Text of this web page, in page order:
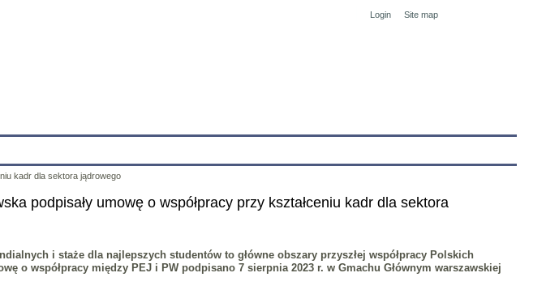
Site map
Login
kadr dla sektora jądrowego
podpisały umowę o współpracy przy kształceniu kadr dla sektora
i staże dla najlepszych studentów to główne obszary przyszłej współpracy Polskich
o współpracy między PEJ i PW podpisano 7 sierpnia 2023 r. w Gmachu Głównym warszawskiej